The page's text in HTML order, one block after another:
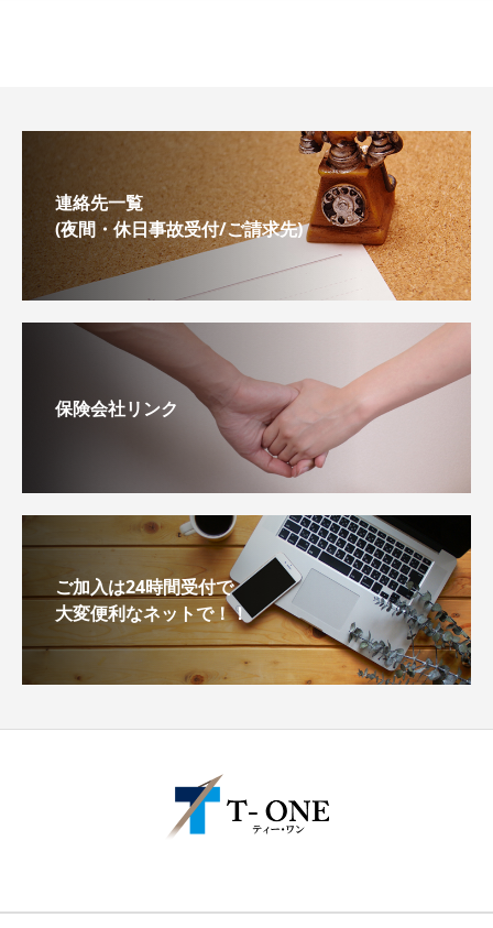
連絡先一覧
(夜間・休日事故受付/ご請求先)
保険会社リンク
ご加入は24時間受付で
大変便利なネットで！！